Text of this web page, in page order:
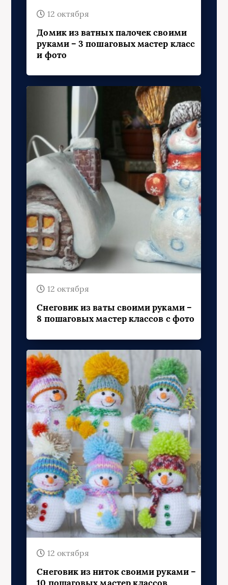
12 октября
Домик из ватных палочек своими
руками – 3 пошаговых мастер класс
и фото
12 октября
Снеговик из ваты своими руками –
8 пошаговых мастер классов с фото
12 октября
Снеговик из ниток своими руками –